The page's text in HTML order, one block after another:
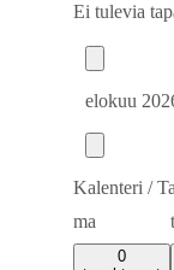
Ei tulevia
elokuu
Kalenteri /
ma maanantai
0